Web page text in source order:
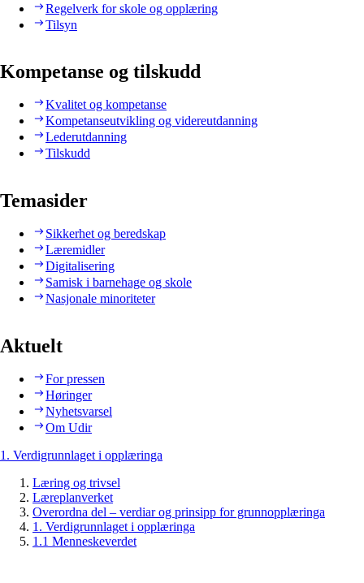
Regelverk for skole og opplæring
Tilsyn
Kompetanse og tilskudd
Kvalitet og kompetanse
Kompetanseutvikling og videreutdanning
Lederutdanning
Tilskudd
Temasider
Sikkerhet og beredskap
Læremidler
Digitalisering
Samisk i barnehage og skole
Nasjonale minoriteter
Aktuelt
For pressen
Høringer
Nyhetsvarsel
Om Udir
1. Verdigrunnlaget i opplæringa
Læring og trivsel
Læreplanverket
Overordna del – verdiar og prinsipp for grunnopplæringa
1. Verdigrunnlaget i opplæringa
1.1 Menneskeverdet